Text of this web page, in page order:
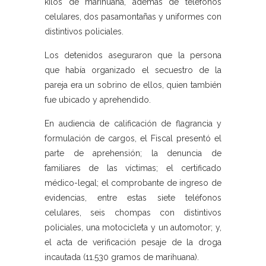
kilos de marihuana, además de teléfonos
celulares, dos pasamontañas y uniformes con
distintivos policiales.
Los detenidos aseguraron que la persona
que había organizado el secuestro de la
pareja era un sobrino de ellos, quien también
fue ubicado y aprehendido.
En audiencia de calificación de flagrancia y
formulación de cargos, el Fiscal presentó el
parte de aprehensión; la denuncia de
familiares de las víctimas; el certificado
médico-legal; el comprobante de ingreso de
evidencias, entre estas siete teléfonos
celulares, seis chompas con distintivos
policiales, una motocicleta y un automotor; y,
el acta de verificación pesaje de la droga
incautada (11.530 gramos de marihuana).